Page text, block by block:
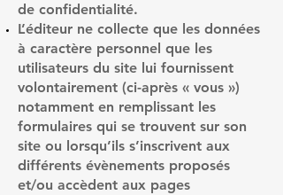
de confidentialité.
L’éditeur ne collecte que les données
à caractère personnel que les
utilisateurs du site lui fournissent
volontairement (ci-après « vous »)
notamment en remplissant les
formulaires qui se trouvent sur son
site ou lorsqu’ils s’inscrivent aux
différents évènements proposés
et/ou accèdent aux pages